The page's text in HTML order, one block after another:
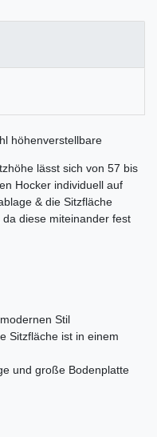
höhenverstellbare
lässt sich von 57 bis
Hocker individuell auf
& die Sitzfläche
diese miteinander fest
Stil
Sitzfläche ist in einem
und große Bodenplatte